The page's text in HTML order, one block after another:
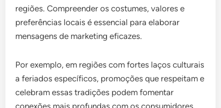
regiões. Compreender os costumes, valores e
preferências locais é essencial para elaborar
mensagens de marketing eficazes.
Por exemplo, em regiões com fortes laços culturais
a feriados específicos, promoções que respeitam e
celebram essas tradições podem fomentar
conexões mais profundas com os consumidores.